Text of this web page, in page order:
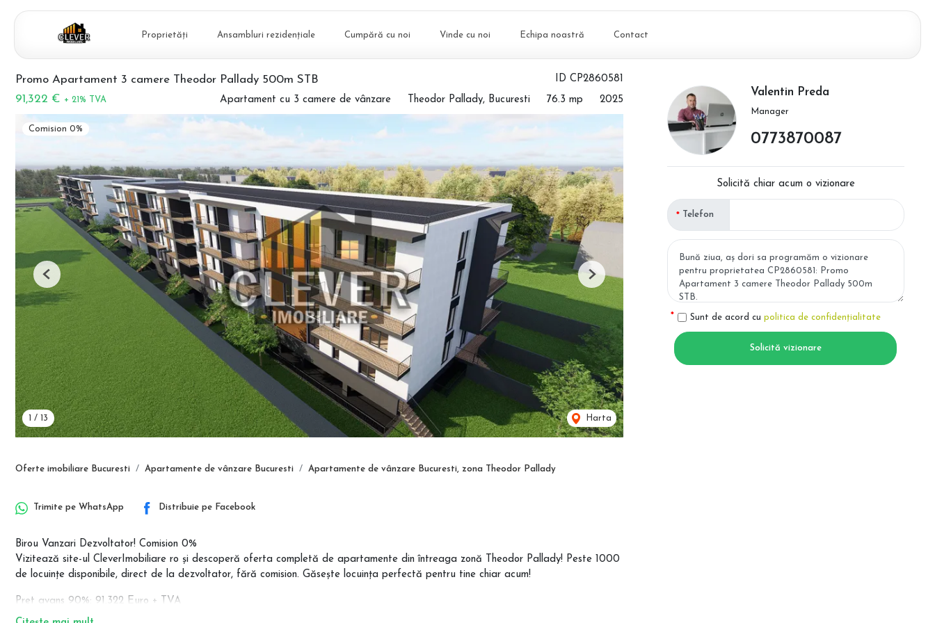
Proprietăți Ansambluri rezidențiale Cumpără cu noi Vinde cu noi Echipa noastră Contact
ID CP2860581
Promo Apartament 3 camere Theodor Pallady 500m STB
91,322 € + 21% TVA Apartament cu 3 camere de vânzare Theodor Pallady, Bucuresti 76.3 mp 2025
Comision 0%
/ 13 Harta
Previous Next
Oferte imobiliare Bucuresti Apartamente de vânzare Bucuresti Apartamente de vânzare Bucuresti, zona Theodor Pallady
Trimite pe WhatsApp Distribuie pe Facebook
Birou Vanzari Dezvoltator! Comision 0%
Vizitează site-ul CleverImobiliare ro și descoperă oferta completă de apartamente din întreaga zonă Theodor Pallady! Peste 1000
de locuințe disponibile, direct de la dezvoltator, fără comision. Găsește locuința perfectă pentru tine chiar acum!
Pret avans 90%: 91.322 Euro + TVA
Pret avans 50%: 100.413 Euro + TVA
Valentin Preda
Manager
0773870087
Solicită chiar acum o vizionare
Telefon
Sunt de acord cu politica de confidențialitate
Solicită vizionare